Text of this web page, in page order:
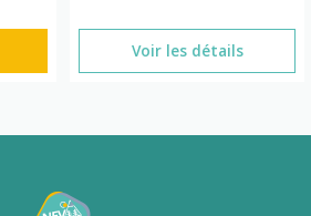
Voir les détails